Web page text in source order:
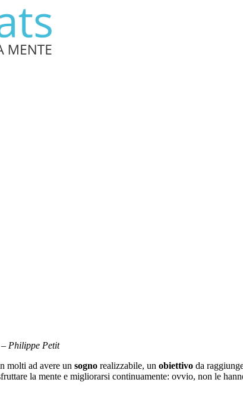
Philippe Petit
molti ad avere un sogno realizzabile, un obiettivo da
la mente e migliorarsi continuamente: ovvio, non le